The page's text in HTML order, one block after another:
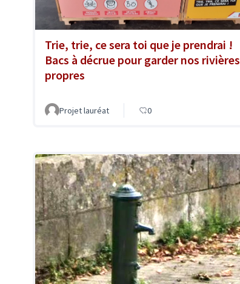
Trie, trie, ce sera toi que je prendrai !
Bacs à décrue pour garder nos rivières
propres
Projet lauréat 0